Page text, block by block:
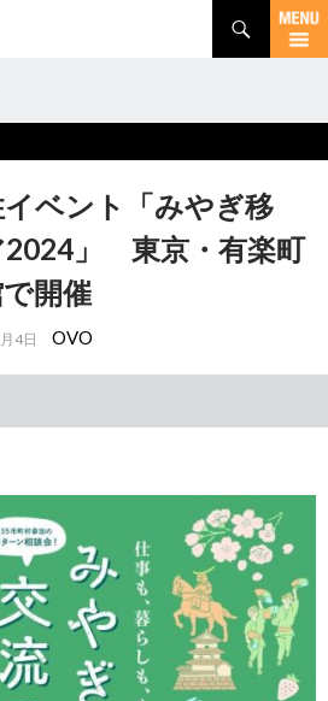
ベント「みやぎ移
2024」 東京・有楽町
開催
4日 OVO